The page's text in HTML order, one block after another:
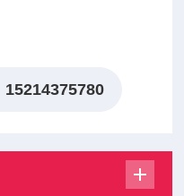
；密封性能良好不渗漏，
15214375780